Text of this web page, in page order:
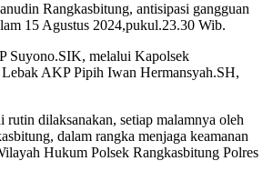
Rangkasbitung, antisipasi gangguan
15 Agustus 2024,pukul.23.30 Wib.
Suyono.SIK, melalui Kapolsek
AKP Pipih Iwan Hermansyah.SH,
dilaksanakan, setiap malamnya oleh
dalam rangka menjaga keamanan
Hukum Polsek Rangkasbitung Polres